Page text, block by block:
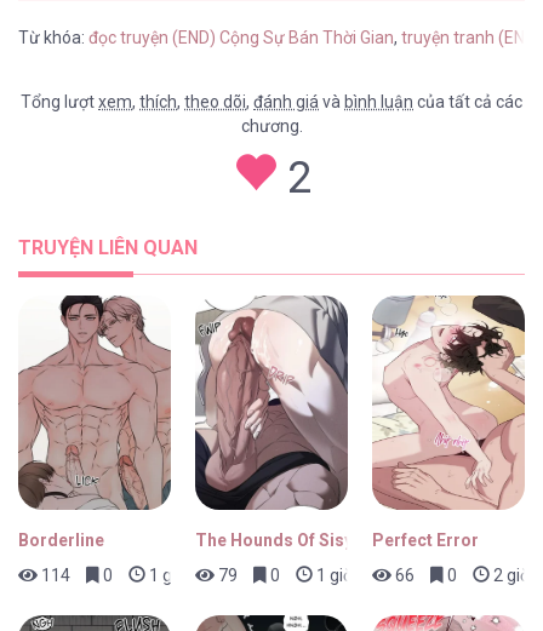
(END) Cộng Sự Bán Thời Gian [...] – Chap 74
(END) Cộng Sự Bán Thời Gian [...] – Chap 73
(END) Cộng Sự Bán Thời Gian [...] – Chap 72
(END) Cộng Sự Bán Thời Gian [...] – Chap 71
Từ khóa: đọc truyện (END) Cộng Sự Bán Thời Gian, truyện tranh
Tổng lượtxem, thích, theo dõi, đánh giávà bình luận của tất cả các
chương.
2
TRUYỆN LIÊN QUAN
Borderline
114
0 1 giờ trước
The Hounds Of Sisyphus
79
0 1 giờ trước
Perfect Error
66
0 2 giờ